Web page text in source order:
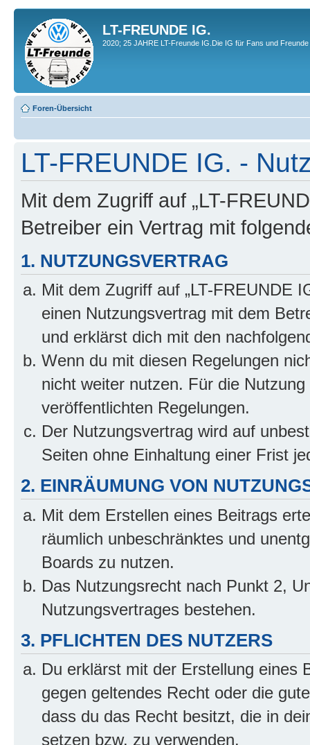
LT-FREUNDE IG.
2020; 25 JAHRE LT-Freunde IG.Die IG für Fans und
Foren-Übersicht
LT-FREUNDE IG. -
Mit dem Zugriff auf „LT-
Betreiber ein Vertrag mit
1. NUTZUNGSVERTRAG
Mit dem Zugriff auf „LT-FREUNDE
einen Nutzungsvertrag mit dem
und erklärst dich mit den
Wenn du mit diesen Regelungen
nicht weiter nutzen. Für die
veröffentlichten Regelungen.
Der Nutzungsvertrag wird auf
Seiten ohne Einhaltung einer Frist
2. EINRÄUMUNG VON
Mit dem Erstellen eines Beitrags
räumlich unbeschränktes und
Boards zu nutzen.
Das Nutzungsrecht nach Punkt 2,
Nutzungsvertrages bestehen.
3. PFLICHTEN DES NUTZERS
Du erklärst mit der Erstellung eines
gegen geltendes Recht oder die
dass du das Recht besitzt, die in
setzen bzw. zu verwenden.